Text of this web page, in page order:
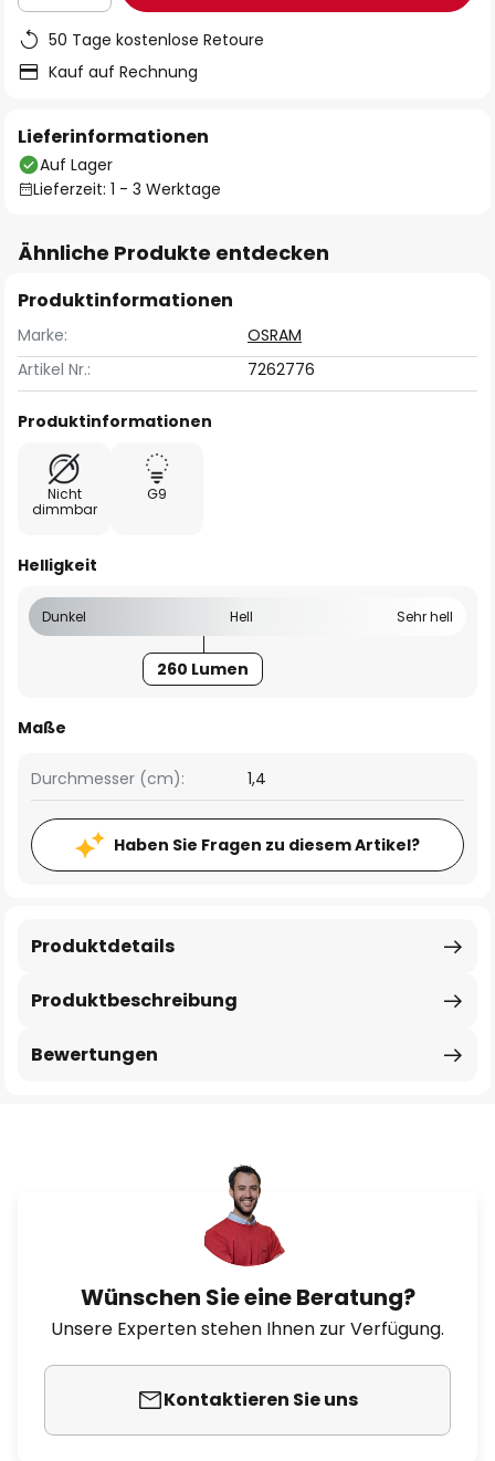
50 Tage kostenlose Retoure
Kauf auf Rechnung
Lieferinformationen
Auf Lager
Lieferzeit: 1 - 3 Werktage
Ähnliche Produkte entdecken
Produktinformationen
Marke:
OSRAM
Artikel Nr.:
7262776
Produktinformationen
Nicht
dimmbar
G9
Helligkeit
Dunkel Hell Sehr hell
260 Lumen
Maße
Durchmesser (cm): 1,4
Haben Sie Fragen zu diesem Artikel?
Produktbeschreibung
Produktdetails
Bewertungen
Wünschen Sie eine Beratung?
Unsere Experten stehen Ihnen zur Verfügung.
Kontaktieren Sie uns